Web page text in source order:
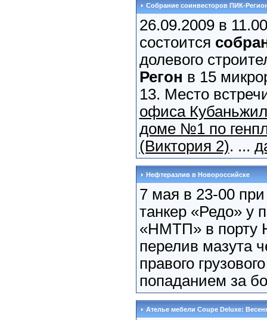
Собрание соинвесторов ПИК-
26.09.2009 в 11.00
состоится
долевого
Регон в 15
13. Место
офиса
доме №1 по
(Виктория 2). ...
Нефтеразлив в Новороссийске
7 мая в 23-00 при
танкер «Редо»
«НМТП» в порту
перелив мазута
правого
попаданием за
Ателье мебели Coupe Deluxe: